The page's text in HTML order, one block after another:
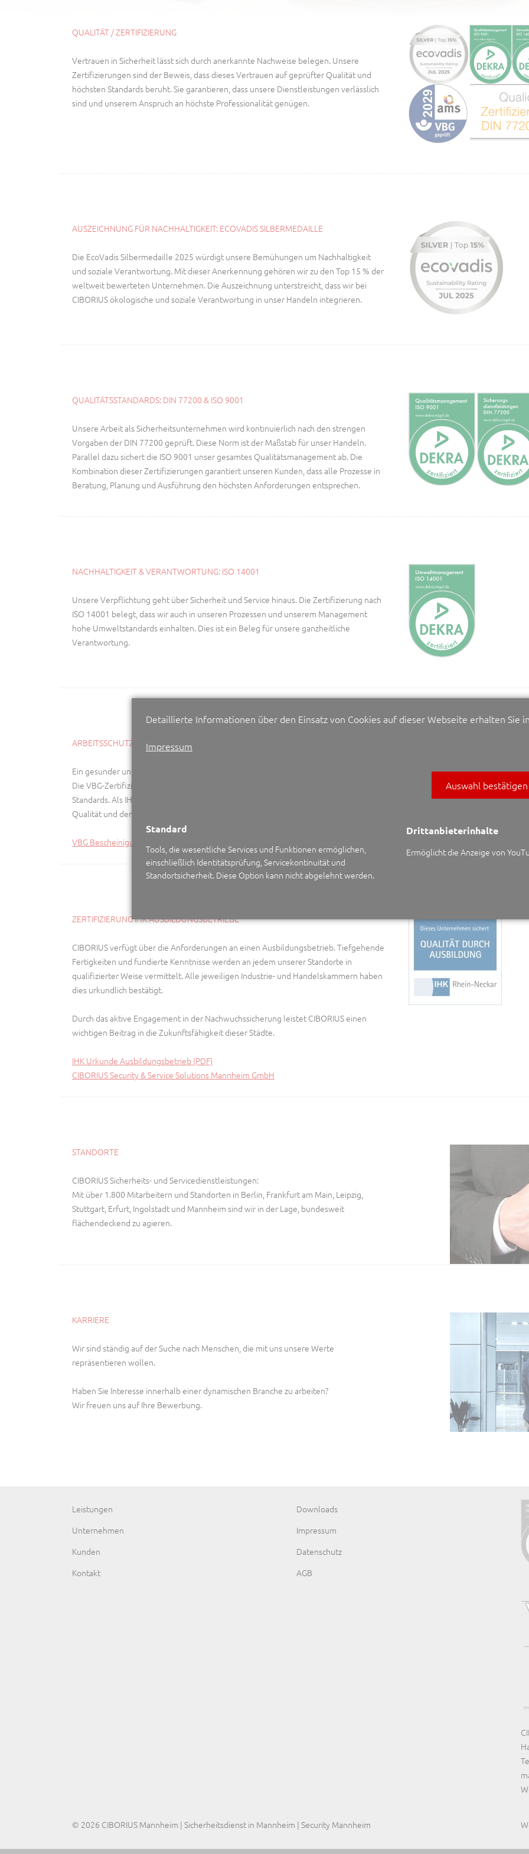
QUALITÄT / ZERTIFIZIERUNG
Vertrauen in Sicherheit lässt sich durch anerkannte Nachweise belegen. Unsere
Zertifizierungen sind der Beweis, dass dieses Vertrauen auf geprüfter Qualität und
höchsten Standards beruht. Sie garantieren, dass unsere Dienstleistungen verlässlich
sind und unserem Anspruch an höchste Professionalität genügen.
AUSZEICHNUNG FÜR NACHHALTIGKEIT: ECOVADIS SILBERMEDAILLE
Die EcoVadis Silbermedaille 2025 würdigt unsere Bemühungen um Nachhaltigkeit
und soziale Verantwortung. Mit dieser Anerkennung gehören wir zu den Top 15 % der
weltweit bewerteten Unternehmen. Die Auszeichnung unterstreicht, dass wir bei
CIBORIUS ökologische und soziale Verantwortung in unser Handeln integrieren.
QUALITÄTSSTANDARDS: DIN 77200 & ISO 9001
Unsere Arbeit als Sicherheitsunternehmen wird kontinuierlich nach den strengen
Vorgaben der DIN 77200 geprüft. Diese Norm ist der Maßstab für unser Handeln.
Parallel dazu sichert die ISO 9001 unser gesamtes Qualitätsmanagement ab. Die
Kombination dieser Zertifizierungen garantiert unseren Kunden, dass alle Prozesse in
Beratung, Planung und Ausführung den höchsten Anforderungen entsprechen.
NACHHALTIGKEIT & VERANTWORTUNG: ISO 14001
Unsere Verpflichtung geht über Sicherheit und Service hinaus. Die Zertifizierung nach
ISO 14001 belegt, dass wir auch in unseren Prozessen und unserem Management
hohe Umweltstandards einhalten. Dies ist ein Beleg für unsere ganzheitliche
Verantwortung.
ARBEITSSCHUTZ & MITARBEITERENTWICKLUNG
Ein gesunder und sicherer Arbeitsplatz ist die Grundlage für qualifizierte Mitarbeiter.
Die VBG-Zertifizierung "Arbeitsschutz mit System" bestätigt unsere vorbildlichen
Standards. Als IHK-zertifizierter Ausbildungsbetrieb sichern wir zudem aktiv die
Qualität und den Nachwuchs der Sicherheitsbranche.
VBG Bescheinigung, AMS – Arbeitsschutz mit System (PDF)
ZERTIFIZIERUNG IHK AUSBILDUNGSBETRIEBE
CIBORIUS verfügt über die Anforderungen an einen Ausbildungsbetrieb. Tiefgehende
Fertigkeiten und fundierte Kenntnisse werden an jedem unserer Standorte in
qualifizierter Weise vermittelt. Alle jeweiligen Industrie- und Handelskammern haben
dies urkundlich bestätigt.
Durch das aktive Engagement in der Nachwuchssicherung leistet CIBORIUS einen
wichtigen Beitrag in die Zukunftsfähigkeit dieser Städte.
IHK Urkunde Ausbildungsbetrieb (PDF)
CIBORIUS Security & Service Solutions Mannheim GmbH
STANDORTE
CIBORIUS Sicherheits- und Servicedienstleistungen:
Mit über 1.800 Mitarbeitern und Standorten in Berlin, Frankfurt am Main, Leipzig,
Stuttgart, Erfurt, Ingolstadt und Mannheim sind wir in der Lage, bundesweit
flächendeckend zu agieren.
KARRIERE
Wir sind ständig auf der Suche nach Menschen, die mit uns unsere Werte
repräsentieren wollen.
Haben Sie Interesse innerhalb einer dynamischen Branche zu arbeiten?
Wir freuen uns auf Ihre Bewerbung.
Navigation
überspringen
Leistungen
Unternehmen
Kunden
Kontakt
Navigation
überspringen
Downloads
Impressum
Datenschutz
AGB
© 2026 CIBORIUS Mannheim | Sicherheitsdienst in Mannheim | Security Mannheim
Detaillierte Informationen über den Einsatz von Cookies auf dieser Webseite erhalten Sie
Impressum
Auswahl bestätigen
Standard
Tools, die wesentliche Services und Funktionen ermöglichen,
einschließlich Identitätsprüfung, Servicekontinuität und
Standortsicherheit. Diese Option kann nicht abgelehnt werden.
Drittanbieterinhalte
Ermöglicht die Anzeige von